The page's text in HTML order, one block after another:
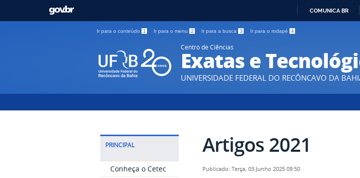
COMUNICA BR
Ir para o conteúdo 1 Ir para o menu 2 Ir para a busca 3 Ir para o rodapé 4
Centro de Ciências
Exatas e
UNIVERSIDADE FEDERAL DO RECÔNCAVO DA
PRINCIPAL
Conheça o Cetec
Artigos 2021
Publicado: Terça, 03 Junho 2025 09:50